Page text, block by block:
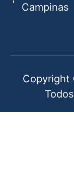
Campinas
Copyright